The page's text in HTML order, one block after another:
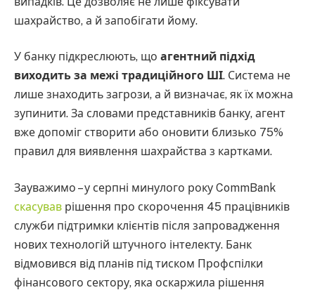
шахрайство, а й запобігати йому.
У банку підкреслюють, що агентний підхід
виходить за межі традиційного ШІ. Система не
лише знаходить загрози, а й визначає, як їх можна
зупинити. За словами представників банку, агент
вже допоміг створити або оновити близько 75%
правил для виявлення шахрайства з картками.
Зауважимо – у серпні минулого року CommBank
скасував рішення про скорочення 45 працівників
служби підтримки клієнтів після запровадження
нових технологій штучного інтелекту. Банк
відмовився від планів під тиском Профспілки
фінансового сектору, яка оскаржила рішення